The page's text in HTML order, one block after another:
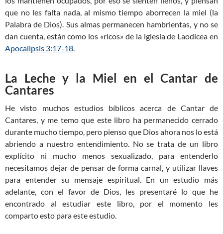
que no les falta nada, al mismo tiempo aborrecen la miel (la
Palabra de Dios). Sus almas permanecen hambrientas, y no se
dan cuenta, están como los «ricos» de la iglesia de Laodicea en
Apocalipsis 3:17-18.
La Leche y la Miel en el Cantar de
Cantares
He visto muchos estudios bíblicos acerca de Cantar de
Cantares, y me temo que este libro ha permanecido cerrado
durante mucho tiempo, pero pienso que Dios ahora nos lo está
abriendo a nuestro entendimiento. No se trata de un libro
explícito ni mucho menos sexualizado, para entenderlo
necesitamos dejar de pensar de forma carnal, y utilizar llaves
para entender su mensaje espiritual. En un estudio más
adelante, con el favor de Dios, les presentaré lo que he
encontrado al estudiar este libro, por el momento les
comparto esto para este estudio.